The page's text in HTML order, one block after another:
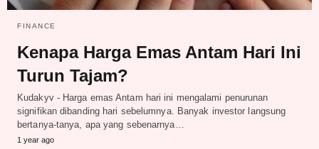
FINANCE
Kenapa Harga Emas Antam Hari Ini
Turun Tajam?
Kudakyv - Harga emas Antam hari ini mengalami penurunan
signifikan dibanding hari sebelumnya. Banyak investor langsung
bertanya-tanya, apa yang sebenarnya…
1 year ago